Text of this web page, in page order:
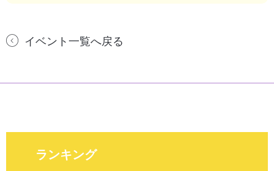
イベント一覧へ戻る
ランキング